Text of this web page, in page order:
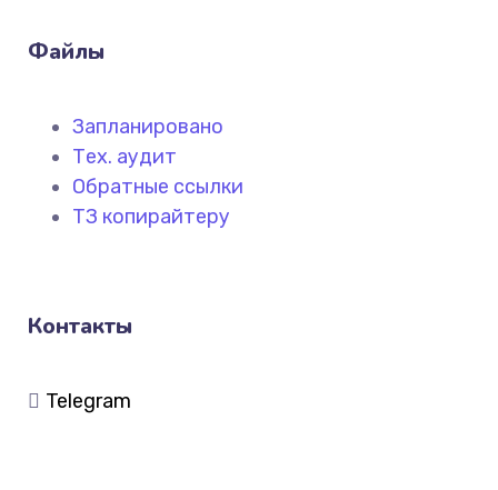
Файлы
Запланировано
Тех. аудит
Обратные ссылки
ТЗ копирайтеру
Контакты
Telegram